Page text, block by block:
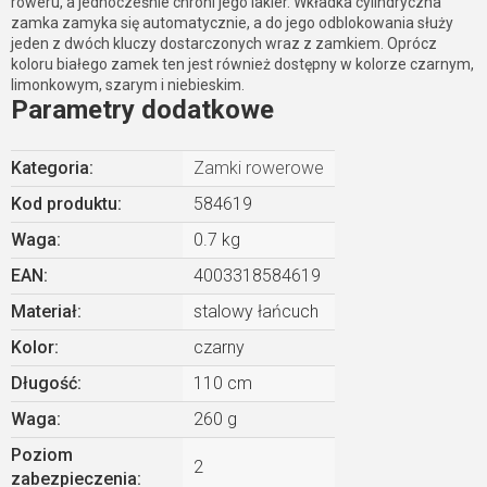
zamka zamyka się automatycznie, a do jego odblokowania służy
jeden z dwóch kluczy dostarczonych wraz z zamkiem. Oprócz
koloru białego zamek ten jest również dostępny w kolorze czarnym,
limonkowym, szarym i niebieskim.
Parametry dodatkowe
Kategoria:
Zamki rowerowe
Kod produktu:
584619
Waga:
0.7 kg
EAN:
4003318584619
Materiał:
stalowy łańcuch
Kolor:
czarny
Długość:
110 cm
Waga:
260 g
Poziom
zabezpieczenia:
2